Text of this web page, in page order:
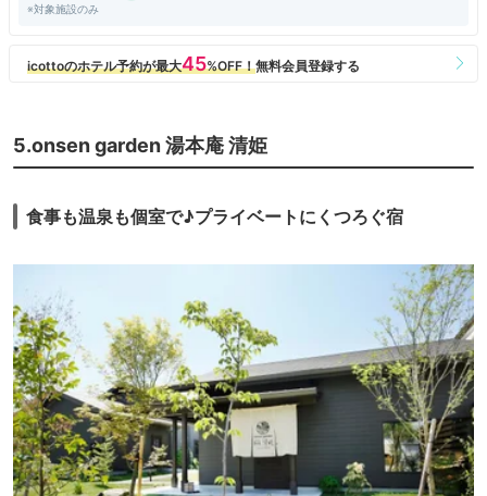
※対象施設のみ
5.onsen garden 湯本庵 清姫
食事も温泉も個室で♪プライベートにくつろぐ宿